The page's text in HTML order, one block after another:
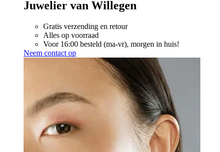
Juwelier van Willegen
Gratis verzending en retour
Alles op voorraad
Voor 16:00 besteld (ma-vr), morgen in huis!
Neem contact op